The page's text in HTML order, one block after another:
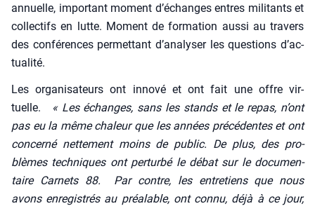
annuelle, impor­tant moment d’é­changes entres mili­tants et
col­lec­tifs en lutte. Moment de for­ma­tion aus­si au tra­vers
des confé­rences per­met­tant d’a­na­ly­ser les ques­tions d’ac­
tua­li­té.
Les orga­ni­sa­teurs ont inno­vé et ont fait une offre vir­
tuelle.
« Les échanges, sans les stands et le repas, n’ont
pas eu la même cha­leur que les années pré­cé­dentes et ont
concer­né net­te­ment moins de public. De plus, des pro­
blèmes tech­niques ont per­tur­bé le débat sur le docu­men­
taire Car­nets 88. Par contre, les entre­tiens que nous
avons enre­gis­trés au préa­lable, ont connu, déjà à ce jour,